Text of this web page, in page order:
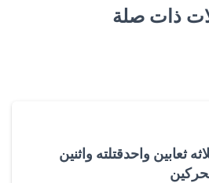
ذات صلة
ثعابين واحدقتلته واثنين